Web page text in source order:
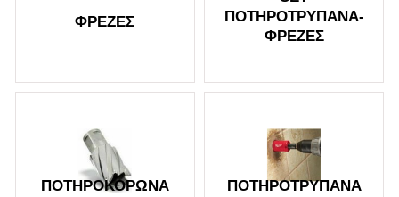
ΦΡΈΖΕΣ
ΠΟΤΗΡΟΤΡΎΠΑΝΑ-
ΦΡΈΖΕΣ
ΠΟΤΗΡΟΚΟΡΏΝΑ
ΠΟΤΗΡΟΤΡΎΠΑΝΑ